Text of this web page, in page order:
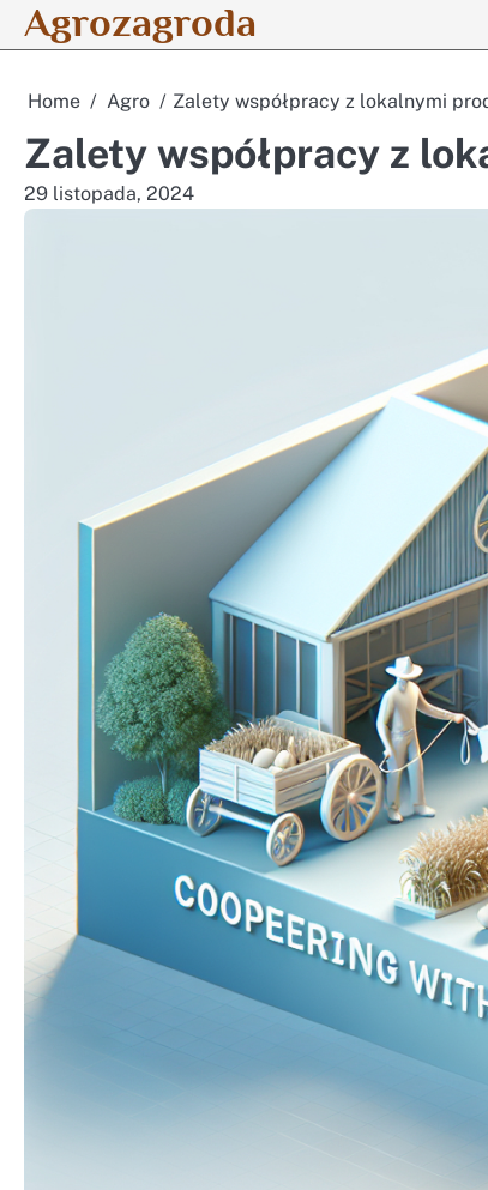
SkipAgrozagroda
Home Agro Zalety współpracy z lokalnymi
Zalety współpracy z
29 listopada, 2024